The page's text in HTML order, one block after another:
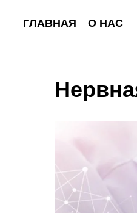
О НАС
ГЛАВНАЯ